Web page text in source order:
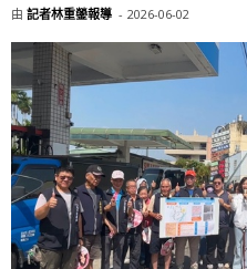
由 記者林重鎣報導 - 2026-06-02